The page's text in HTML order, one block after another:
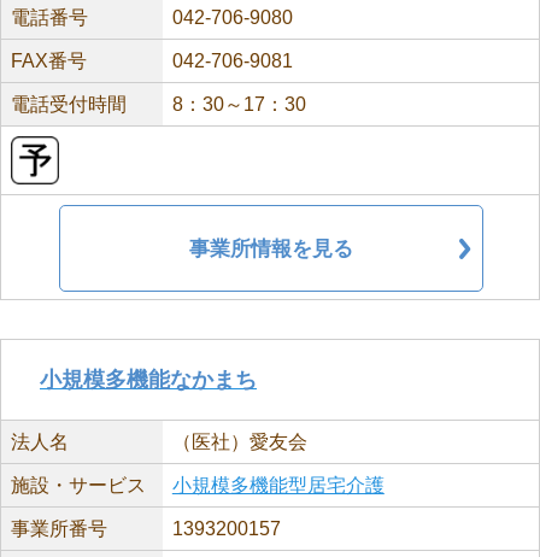
電話番号 042-706-9080
FAX番号 042-706-9081
電話受付時間 8：30～17：30
事業所情報を見る
小規模多機能なかまち
法人名 （医社）愛友会
施設・サービス 小規模多機能型居宅介護
事業所番号 1393200157